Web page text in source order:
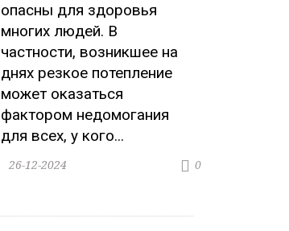
опасны для здоровья
многих людей. В
частности, возникшее на
днях резкое потепление
может оказаться
фактором недомогания
для всех, у кого...
0
26-12-2024